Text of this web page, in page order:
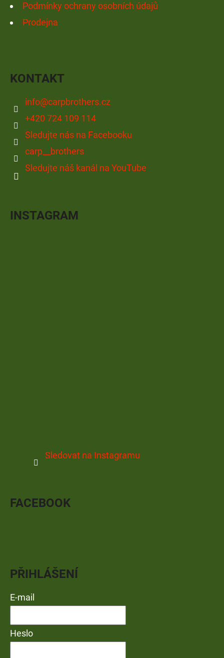
Podmínky ochrany osobních údajů
Prodejna
KONTAKT
info@carpbrothers.cz
+420 724 109 114
Sledujte nás na Facebooku
carp__brothers
Sledujte náš kanál na YouTube
INSTAGRAM
Sledovat na Instagramu
FACEBOOK
PŘIHLÁŠENÍ
E-mail
Heslo